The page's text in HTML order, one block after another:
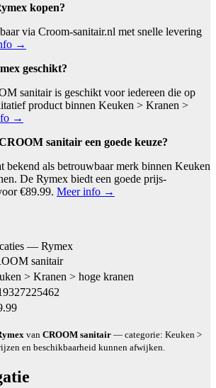
kopen?
via Croom-sanitair.nl met snelle levering
→
geschikt?
sanitair is geschikt voor iedereen die op
product binnen Keuken > Kranen >
→
sanitair een goede keuze?
bekend als betrouwbaar merk binnen Keuken
De Rymex biedt een goede prijs-
€89.99. Meer info →
— Rymex
sanitair
> Kranen > hoge kranen
van CROOM sanitair — categorie: Keuken >
en beschikbaarheid kunnen afwijken.